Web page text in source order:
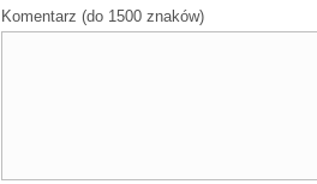
Komentarz (do 1500 znaków)